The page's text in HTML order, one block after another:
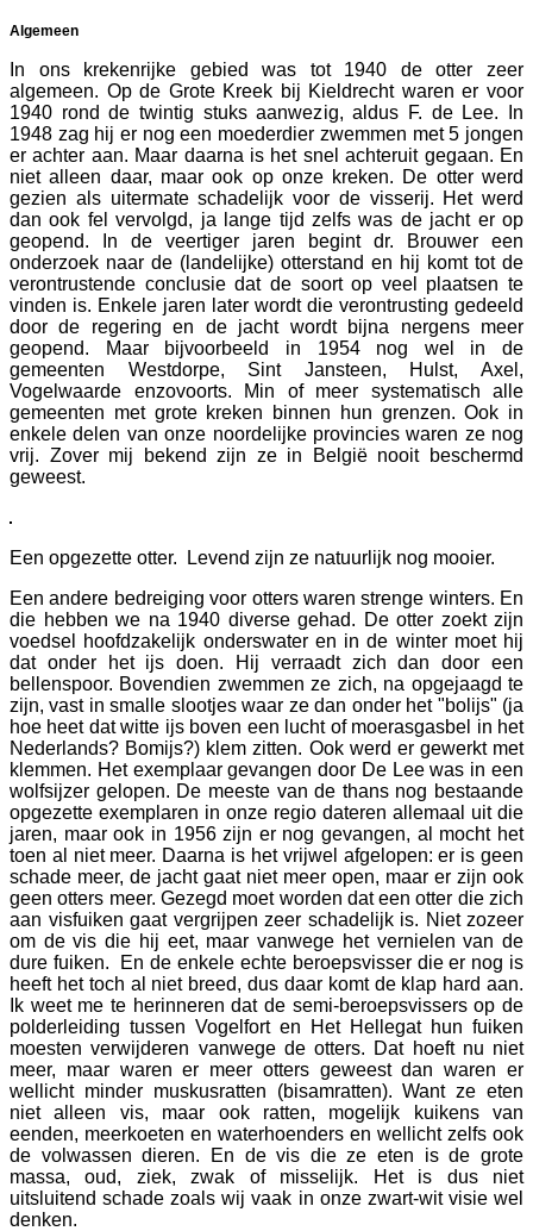
Algemeen
In ons krekenrijke gebied was tot 1940 de otter zeer
algemeen. Op de Grote Kreek bij Kieldrecht waren er voor
1940 rond de twintig stuks aanwezig, aldus F. de Lee. In
1948 zag hij er nog een moederdier zwemmen met 5 jongen
er achter aan. Maar daarna is het snel achteruit gegaan. En
niet alleen daar, maar ook op onze kreken. De otter werd
gezien als uitermate schadelijk voor de visserij. Het werd
dan ook fel vervolgd, ja lange tijd zelfs was de jacht er op
geopend. In de veertiger jaren begint dr. Brouwer een
onderzoek naar de (landelijke) otterstand en hij komt tot de
verontrustende conclusie dat de soort op veel plaatsen te
vinden is. Enkele jaren later wordt die verontrusting gedeeld
door de regering en de jacht wordt bijna nergens meer
geopend. Maar bijvoorbeeld in 1954 nog wel in de
gemeenten Westdorpe, Sint Jansteen, Hulst, Axel,
Vogelwaarde enzovoorts. Min of meer systematisch alle
gemeenten met grote kreken binnen hun grenzen. Ook in
enkele delen van onze noordelijke provincies waren ze nog
vrij. Zover mij bekend zijn ze in België nooit beschermd
geweest.
Een opgezette otter. Levend zijn ze natuurlijk nog mooier.
Een andere bedreiging voor otters waren strenge winters. En
die hebben we na 1940 diverse gehad. De otter zoekt zijn
voedsel hoofdzakelijk onderswater en in de winter moet hij
dat onder het ijs doen. Hij verraadt zich dan door een
bellenspoor. Bovendien zwemmen ze zich, na opgejaagd te
zijn, vast in smalle slootjes waar ze dan onder het "bolijs" (ja
hoe heet dat witte ijs boven een lucht of moerasgasbel in het
Nederlands? Bomijs?) klem zitten. Ook werd er gewerkt met
klemmen. Het exemplaar gevangen door De Lee was in een
wolfsijzer gelopen. De meeste van de thans nog bestaande
opgezette exemplaren in onze regio dateren allemaal uit die
jaren, maar ook in 1956 zijn er nog gevangen, al mocht het
toen al niet meer. Daarna is het vrijwel afgelopen: er is geen
schade meer, de jacht gaat niet meer open, maar er zijn ook
geen otters meer. Gezegd moet worden dat een otter die zich
aan visfuiken gaat vergrijpen zeer schadelijk is. Niet zozeer
om de vis die hij eet, maar vanwege het vernielen van de
dure fuiken. En de enkele echte beroepsvisser die er nog is
heeft het toch al niet breed, dus daar komt de klap hard aan.
Ik weet me te herinneren dat de semi-beroepsvissers op de
polderleiding tussen Vogelfort en Het Hellegat hun fuiken
moesten verwijderen vanwege de otters. Dat hoeft nu niet
meer, maar waren er meer otters geweest dan waren er
wellicht minder muskusratten (bisamratten). Want ze eten
niet alleen vis, maar ook ratten, mogelijk kuikens van
eenden, meerkoeten en waterhoenders en wellicht zelfs ook
de volwassen dieren. En de vis die ze eten is de grote
massa, oud, ziek, zwak of misselijk. Het is dus niet
uitsluitend schade zoals wij vaak in onze zwart-wit visie wel
denken.